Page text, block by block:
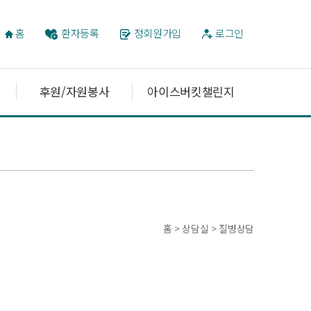
홈 환자등록 정회원가입 로그인
후원/자원봉사 아이스버킷챌린지
홈 > 상담실 > 질병상담